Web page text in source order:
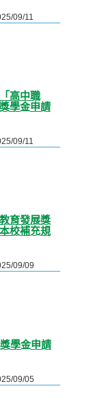
09/11
高中職
學金申請
09/11
育發展獎
校補充規
09/09
學金申請
09/05